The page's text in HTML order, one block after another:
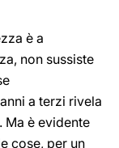
è a
non sussiste
a terzi rivela
Ma è evidente
cose, per un